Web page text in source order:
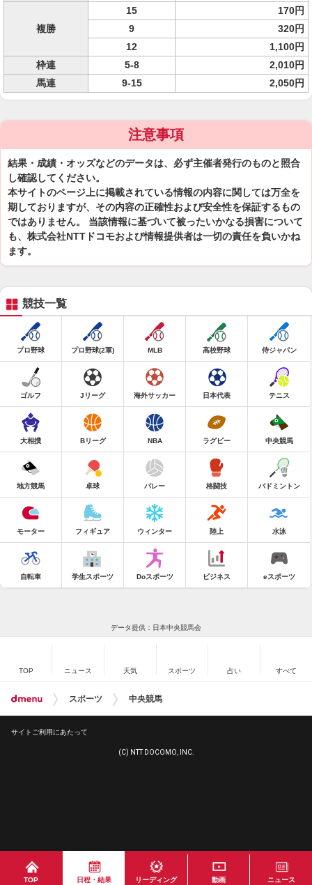
複勝
15
170円
9
320円
12
1,100円
枠連
5-8
2,010円
馬連
9-15 2,050円
注意事項
結果・成績・オッズなどのデータは、必ず主催者発行のものと照合
し確認してください。
本サイトのページ上に掲載されている情報の内容に関しては万全を
期しておりますが、その内容の正確性および安全性を保証するもの
ではありません。 当該情報に基づいて被ったいかなる損害について
も、株式会社NTTドコモおよび情報提供者は一切の責任を負いかね
ます。
TOP 日程・結果 リーディング 動画 ニュース
競技一覧
プロ野球 プロ野球(2軍) MLB 高校野球 侍ジャパン
ゴルフ Jリーグ 海外サッカー 日本代表 テニス
大相撲 Bリーグ NBA ラグビー 中央競馬
地方競馬 卓球 バレー 格闘技 バドミントン
モーター フィギュア ウィンター 陸上 水泳
自転車 学生スポーツ Doスポーツ ビジネス eスポーツ
データ提供：日本中央競馬会
TOP ニュース 天気 スポーツ 占い すべて
スポーツ 中央競馬
サイトご利用にあたって
(C) NTT DOCOMO, INC.